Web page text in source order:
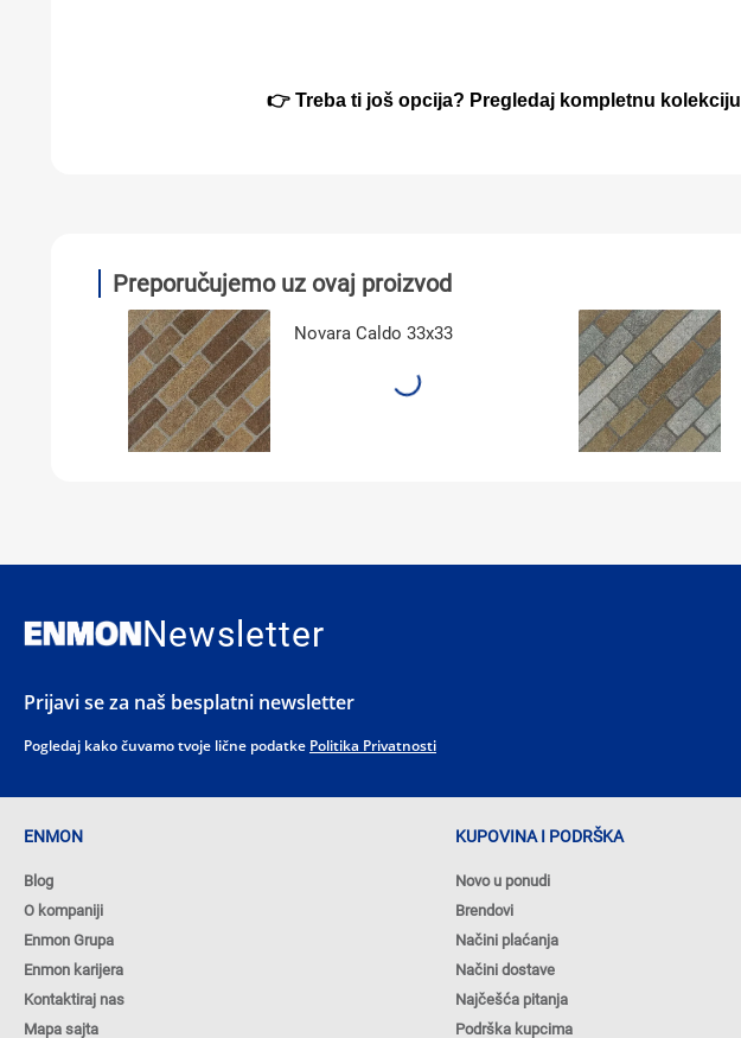
👉 Treba ti još opcija? Pregledaj kompletnu kolekciju
Preporučujemo uz ovaj proizvod
Novara Caldo 33x33
Newsletter
Prijavi se za naš besplatni newsletter
Pogledaj kako čuvamo tvoje lične podatke Politika Privatnosti
ENMON
Blog
O kompaniji
Enmon Grupa
Enmon karijera
Kontaktiraj nas
Mapa sajta
KUPOVINA I PODRŠKA
Novo u ponudi
Brendovi
Načini plaćanja
Načini dostave
Najčešća pitanja
Podrška kupcima